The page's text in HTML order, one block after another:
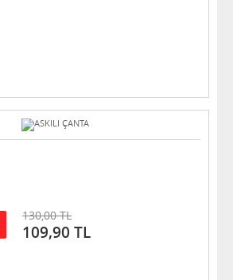
130,00 TL
109,90 TL